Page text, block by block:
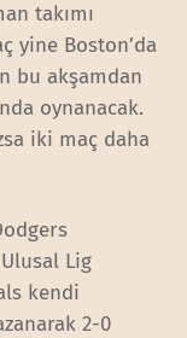
takımı
yine Boston’da
bu akşamdan
oynanacak.
iki maç daha
Lig
kendi
2-0